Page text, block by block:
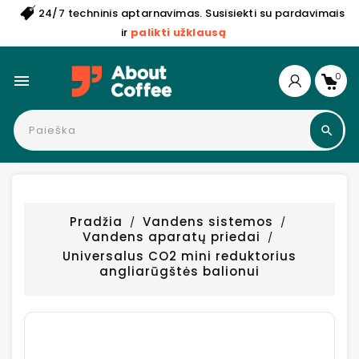
24/7 techninis aptarnavimas. Susisiekti su pardavimais
ir palikti užklausą
 0
Pradžia
Vandens sistemos
Vandens aparatų priedai
Universalus CO2 mini reduktorius
angliarūgštės balionui